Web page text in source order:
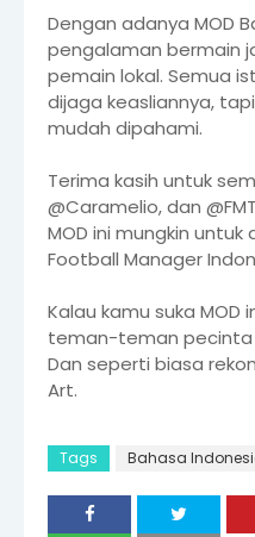
Dengan adanya MOD
pengalaman bermain
pemain lokal. Semua
dijaga keasliannya,
mudah dipahami.
Terima kasih untuk
@Caramelio, dan
MOD ini mungkin
Football Manager
Kalau kamu suka MOD
teman-teman pecinta
Dan seperti biasa
Art.
Tags Bahasa